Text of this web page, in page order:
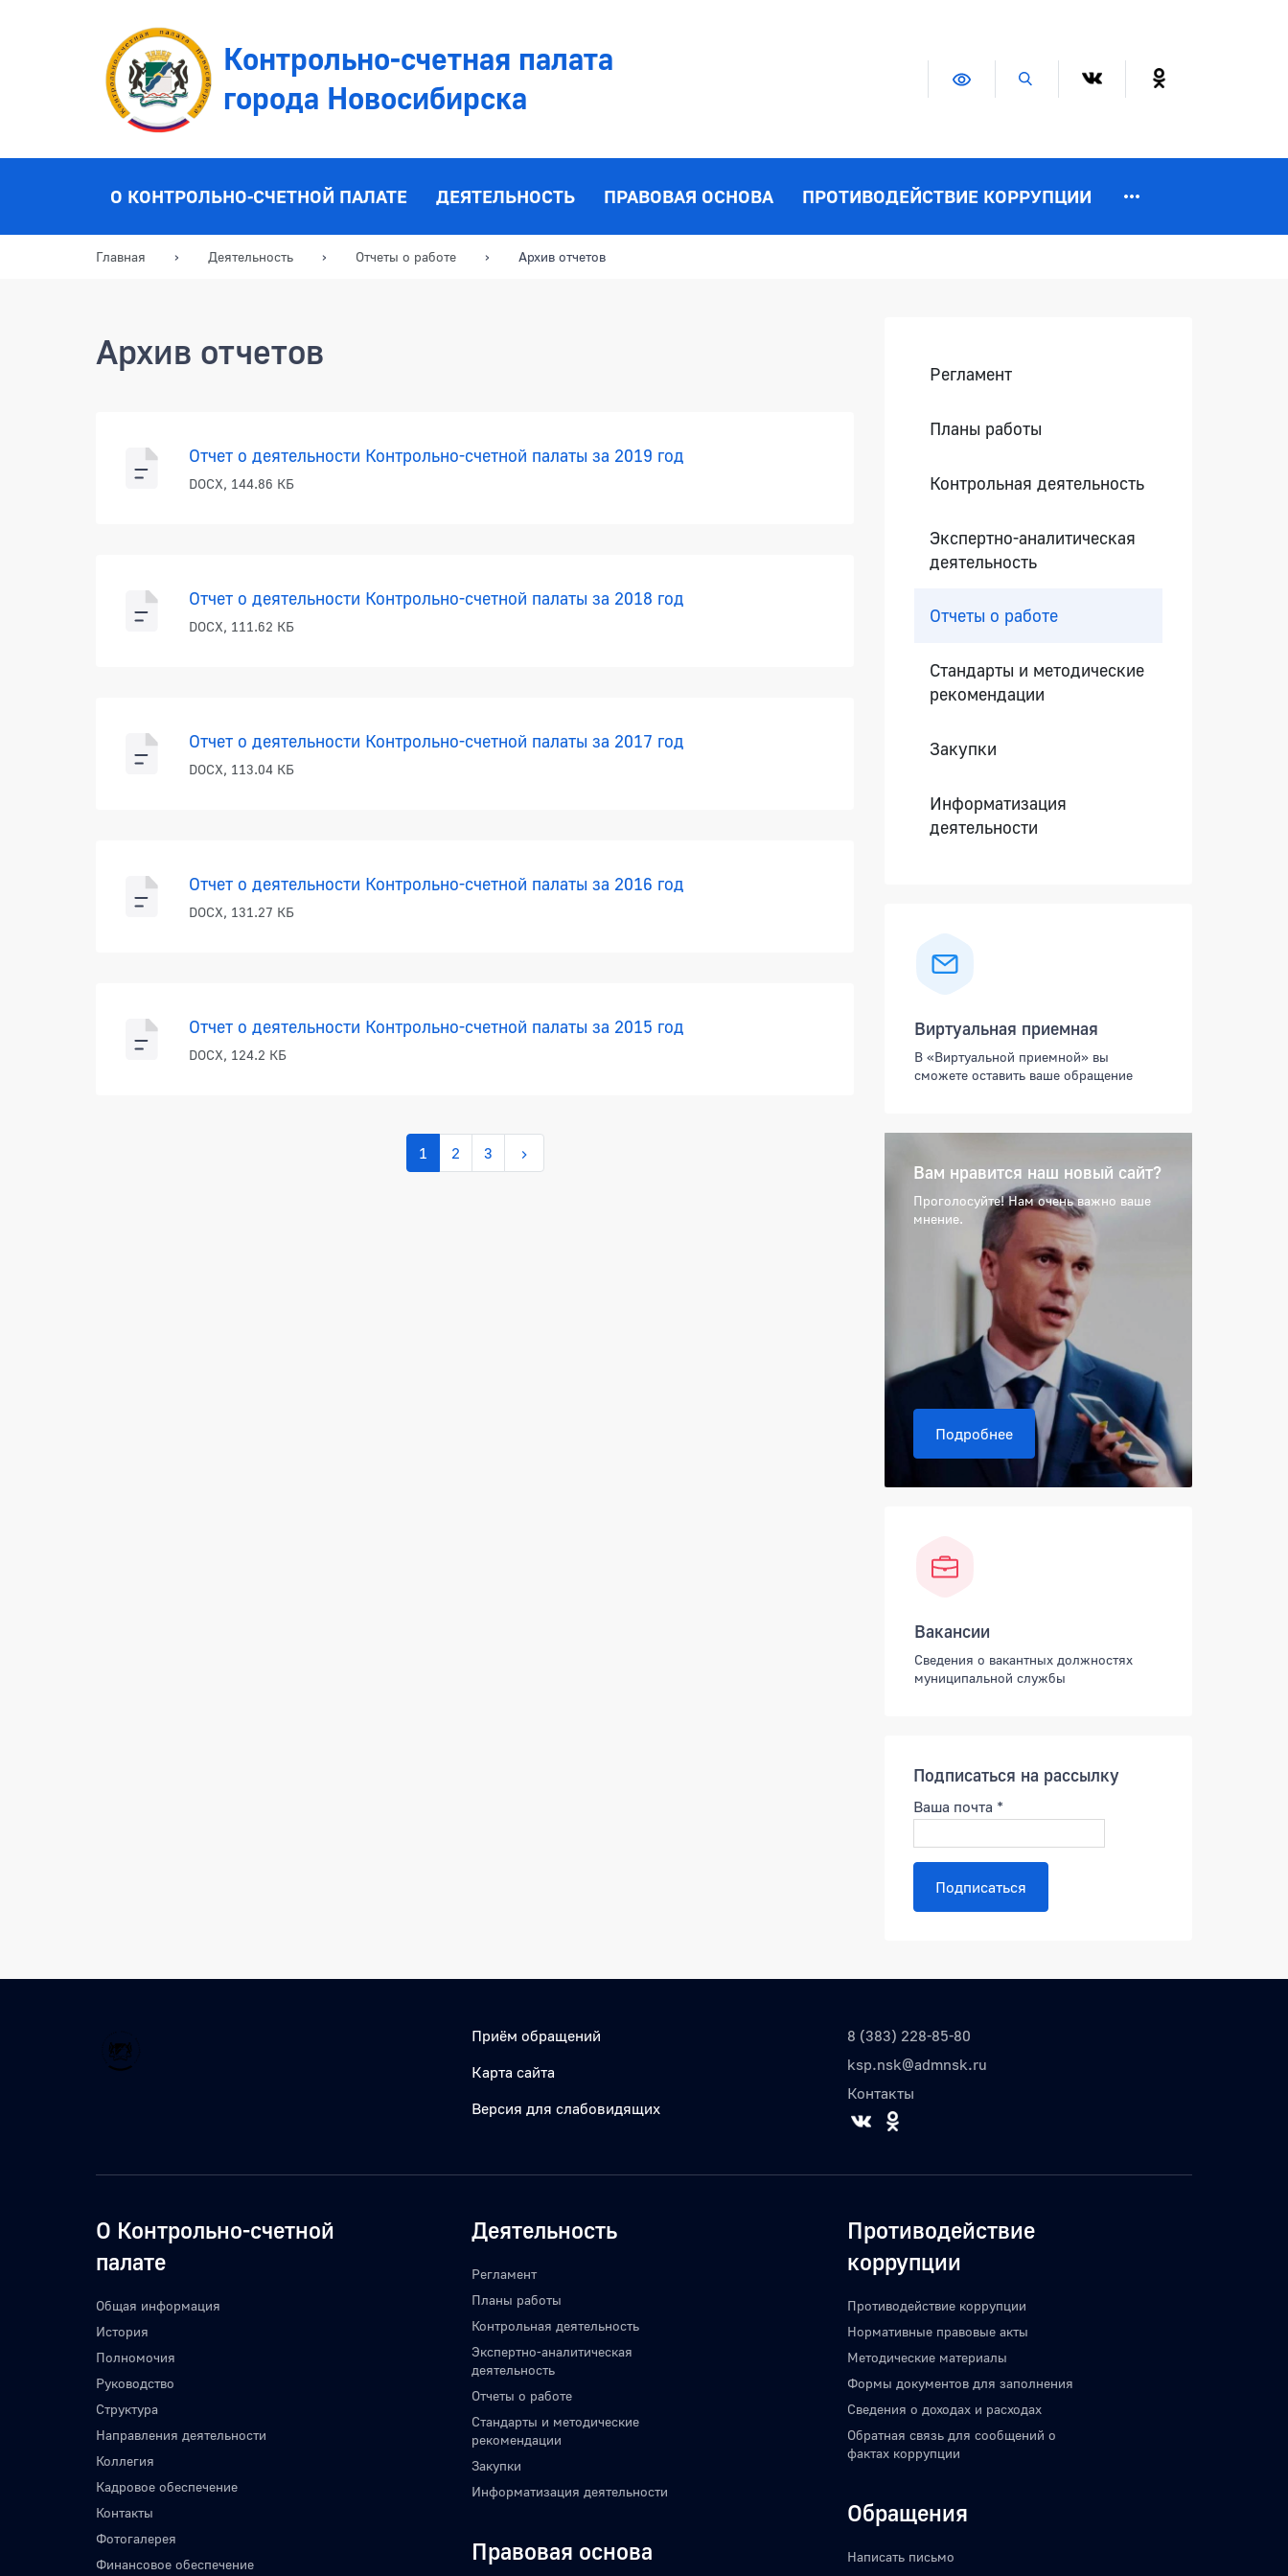
Контрольно-счетная палата
города Новосибирска
Версия для слабовидящих
Поиск по сайту
О КОНТРОЛЬНО-СЧЕТНОЙ ПАЛАТЕ ДЕЯТЕЛЬНОСТЬ ПРАВОВАЯ ОСНОВА ПРОТИВОДЕЙСТВИЕ КОРРУПЦИИ
Главная Деятельность Отчеты о работе Архив отчетов
Архив отчетов
Отчет о деятельности Контрольно-счетной палаты за 2019 год
DOCX, 144.86 КБ
Отчет о деятельности Контрольно-счетной палаты за 2018 год
DOCX, 111.62 КБ
Отчет о деятельности Контрольно-счетной палаты за 2017 год
DOCX, 113.04 КБ
Отчет о деятельности Контрольно-счетной палаты за 2016 год
DOCX, 131.27 КБ
Отчет о деятельности Контрольно-счетной палаты за 2015 год
DOCX, 124.2 КБ
1 2 3
Регламент
Планы работы
Контрольная деятельность
Экспертно-аналитическая
деятельность
Отчеты о работе
Стандарты и методические
рекомендации
Закупки
Информатизация
деятельности
Виртуальная приемная
В «Виртуальной приемной» вы
сможете оставить ваше обращение
Вам нравится наш новый сайт?
Проголосуйте! Нам очень важно ваше
мнение.
Подробнее
Вакансии
Сведения о вакантных должностях
муниципальной службы
Подписаться на рассылку
Ваша почта *
Подписаться
Приём обращений
Карта сайта
Версия для слабовидящих
8 (383) 228-85-80
ksp.nsk@admnsk.ru
Контакты
О Контрольно-счетной
палате
Общая информация
История
Полномочия
Руководство
Структура
Направления деятельности
Коллегия
Кадровое обеспечение
Контакты
Фотогалерея
Финансовое обеспечение
Деятельность
Регламент
Планы работы
Контрольная деятельность
Экспертно-аналитическая
деятельность
Отчеты о работе
Стандарты и методические
рекомендации
Закупки
Информатизация деятельности
Правовая основа
Противодействие
коррупции
Противодействие коррупции
Нормативные правовые акты
Методические материалы
Формы документов для заполнения
Сведения о доходах и расходах
Обратная связь для сообщений о
фактах коррупции
Обращения
Написать письмо